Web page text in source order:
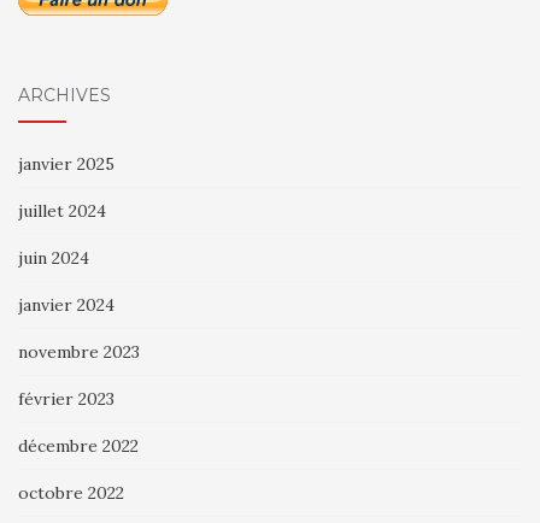
ARCHIVES
janvier 2025
juillet 2024
juin 2024
janvier 2024
novembre 2023
février 2023
décembre 2022
octobre 2022